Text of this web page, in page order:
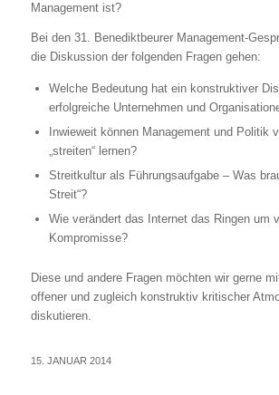
Management ist?
Bei den 31. Benediktbeurer Management-
die Diskussion der folgenden Fragen gehen:
Welche Bedeutung hat ein konstruktiver
erfolgreiche Unternehmen und
Inwieweit können Management und Politik
„streiten“ lernen?
Streitkultur als Führungsaufgabe – Was
Streit“?
Wie verändert das Internet das Ringen um
Kompromisse?
Diese und andere Fragen möchten wir gerne
offener und zugleich konstruktiv kritischer
diskutieren.
15. JANUAR 2014